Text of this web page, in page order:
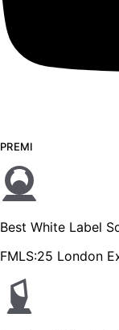
PREMI
Best White Label
FMLS:25 London